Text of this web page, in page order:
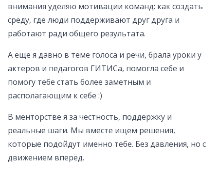
внимания уделяю мотивации команд: как создать
среду, где люди поддерживают друг друга и
работают ради общего результата.
А еще я давно в теме голоса и речи, брала уроки у
актеров и педагогов ГИТИСа, помогла себе и
помогу тебе стать более заметным и
располагающим к себе :)
В менторстве я за честность, поддержку и
реальные шаги. Мы вместе ищем решения,
которые подойдут именно тебе. Без давления, но с
движением вперёд.